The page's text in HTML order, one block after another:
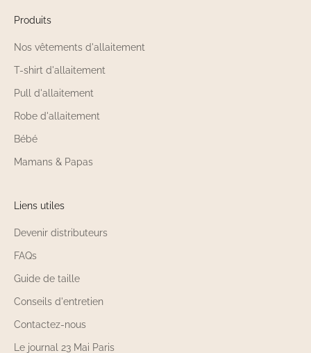
Produits
Nos vêtements d'allaitement
T-shirt d'allaitement
Pull d'allaitement
Robe d'allaitement
Bébé
Mamans & Papas
Liens utiles
Devenir distributeurs
FAQs
Guide de taille
Conseils d'entretien
Contactez-nous
Le journal 23 Mai Paris